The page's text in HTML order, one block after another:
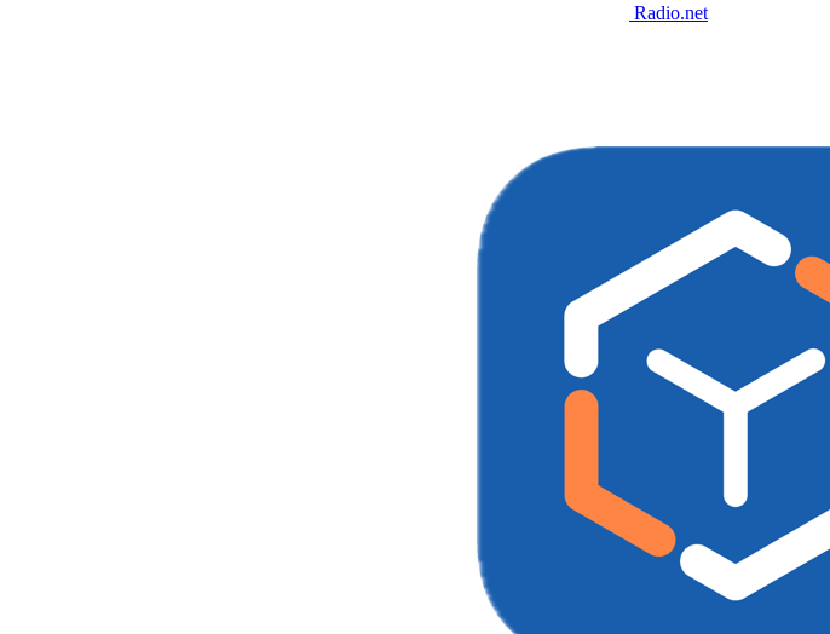
Radio.net